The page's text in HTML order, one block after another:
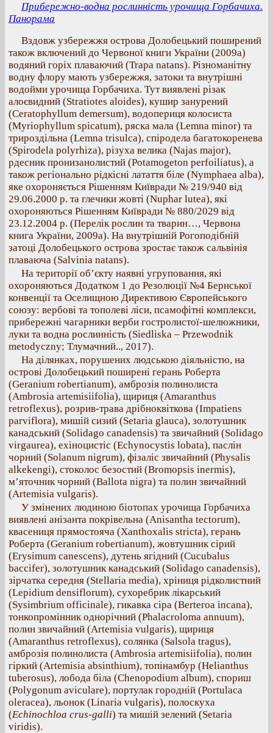
Прибережно-водна рослинність урочища Горбачиха.
Панорама
Вздовж узбережжя острова Долобецький поширений
також включений до Червоної книги України (2009a)
водяний горіх плаваючий (Trapa natans). Різноманітну
водну флору мають узбережжя, затоки та внутрішні
водойми урочища Горбачиха. Тут виявлені різак
алоєвидний (Stratiotes aloides), кушир занурений
(Ceratophyllum demersum), водопериця колосиста
(Myriophyllum spicatum), ряска мала (Lemna minor) та
трироздільна (Lemna trisulca), спіродела багатокоренева
(Spirodela polyrhiza), різуха велика (Najas major),
рдесник пронизанолистий (Potamogeton perfoiliatus), а
також регіонально рідкісні латаття біле (Nymphaea alba),
яке охороняється Рішенням Київради № 219/940 від
29.06.2000 р. та глечики жовті (Nuphar lutea), які
охороняються Рішенням Київради № 880/2029 від
23.12.2004 р. (Перелік рослин та тварин…, Червона
книга України, 2009а). На внутрішній Рогоподібній
затоці Долобецького острова зростає також сальвінія
плаваюча (Salvinia natans).
На території об’єкту наявні угруповання, які
охороняються Додатком 1 до Резолюції №4 Бернської
конвенції та Оселищною Директивою Європейського
союзу: вербові та тополеві ліси, псамофітні комплекси,
прибережні чагарники верби гостролистої-шелюжники,
луки та водна рослинність (Siedliska – Przewodnik
metodyczny; Тлумачний.., 2017).
На ділянках, порушених людською діяльністю, на
острові Долобецький поширені герань Роберта
(Geranium robertianum), амброзія полинолиста
(Ambrosia artemisiifolia), щириця (Amaranthus
retroflexus), розрив-трава дрібноквіткова (Impatiens
parviflora), мишій сизий (Setaria glauca), золотушник
канадський (Solidago canadensis) та звичайний (Solidago
virgaurea), ехіноцистіс (Echynocystis lobata), паслін
чорний (Solanum nigrum), фізаліс звичайний (Physalis
alkekengi), стоколос безостий (Bromopsis inermis),
м’яточник чорний (Ballota nigra) та полин звичайний
(Artemisia vulgaris).
У змінених людиною біотопах урочища Горбачиха
виявлені анізанта покрівельна (Anisantha tectorum),
квасениця прямостояча (Xanthoxalis stricta), герань
Роберта (Geranium robertianum), жовтушник сірий
(Erysimum canescens), дутень ягідний (Cucubalus
baccifer), золотушник канадський (Solidago canadensis),
зірчатка середня (Stellaria media), хріниця рідколистний
(Lepidium densiflorum), сухоребрик лікарський
(Sysimbrium officinale), гикавка сіра (Berteroa incana),
тонкопромінник однорічний (Phalacroloma annuum),
полин звичайний (Artemisia vulgaris), щириця
(Amaranthus retroflexus), солянка (Salsola tragus),
амброзія полинолиста (Ambrosia artemisiifolia), полин
гіркий (Artemisia absinthium), топінамбур (Helianthus
tuberosus), лобода біла (Chenopodium album), спориш
(Polygonum aviculare), портулак городній (Portulaca
oleracea), льонок (Linaria vulgaris), полоскуха
(Echinochloa crus-galli) та мишій зелений (Setaria
viridis).